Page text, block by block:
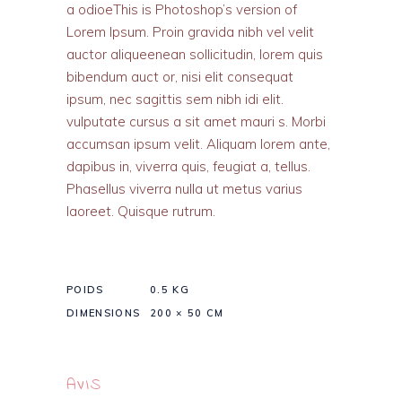
a odioeThis is Photoshop’s version of
Lorem Ipsum. Proin gravida nibh vel velit
auctor aliqueenean sollicitudin, lorem quis
bibendum auct or, nisi elit consequat
ipsum, nec sagittis sem nibh idi elit.
vulputate cursus a sit amet mauri s. Morbi
accumsan ipsum velit. Aliquam lorem ante,
dapibus in, viverra quis, feugiat a, tellus.
Phasellus viverra nulla ut metus varius
laoreet. Quisque rutrum.
POIDS
0.5 KG
DIMENSIONS
200 × 50 CM
AVIS